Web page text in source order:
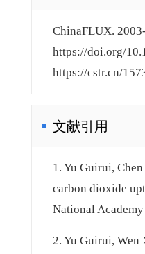
ChinaFLUX.
https://doi.org/
https://cstr.cn/
文献引用
1. Yu Guirui,
carbon dioxide
National
2. Yu Guirui, Wen